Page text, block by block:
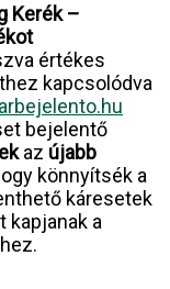
Kerék –
értékes
kapcsolódva
bejelentő
az újabb
könnyítsék a
káresetek
kapjanak a